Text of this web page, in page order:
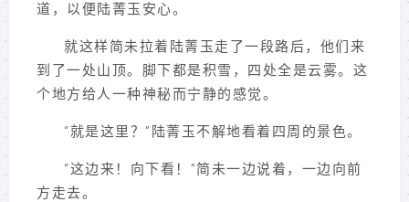
道，以便陆菁玉安心。
就这样简未拉着陆菁玉走了一段路后，他们来
到了一处山顶。脚下都是积雪，四处全是云雾。这
个地方给人一种神秘而宁静的感觉。
“就是这里？”陆菁玉不解地看着四周的景色。
“这边来！向下看！”简未一边说着，一边向前
方走去。